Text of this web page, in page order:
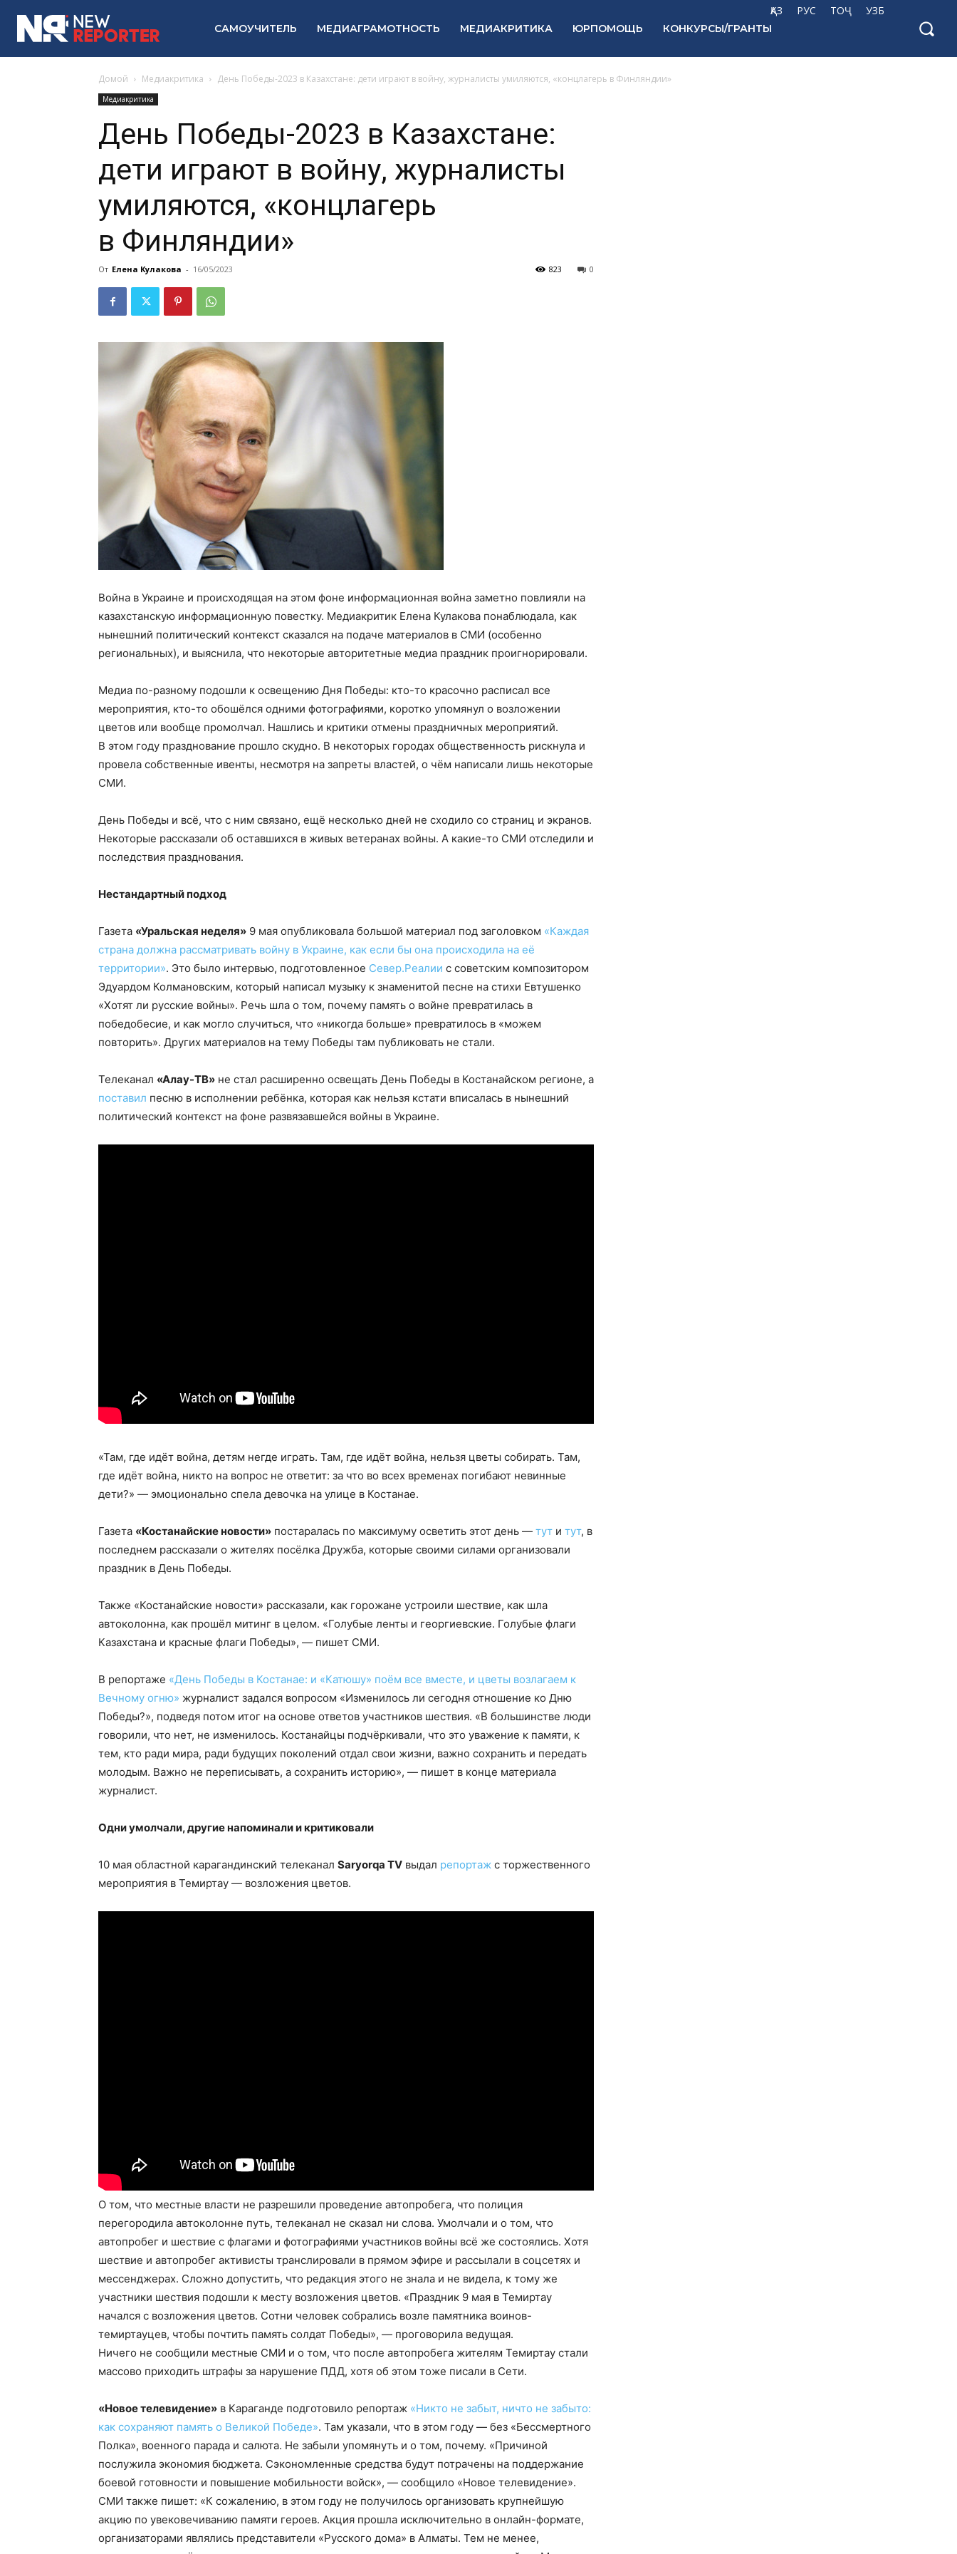
ҚАЗ РУС ТОҶ УЗБ
САМОУЧИТЕЛЬ МЕДИАГРАМОТНОСТЬ МЕДИАКРИТИКА ЮРПОМОЩЬ КОНКУРСЫ/ГРАНТЫ
Домой Медиакритика День Победы-2023 в Казахстане: дети играют в войну, журналисты умиляются, «концлагерь в Финляндии»
Медиакритика
День Победы-2023 в Казахстане:
дети играют в войну, журналисты
умиляются, «концлагерь
в Финляндии»
От Елена Кулакова - 16/05/2023 0
823
Война в Украине и происходящая на этом фоне информационная война заметно повлияли на
казахстанскую информационную повестку. Медиакритик Елена Кулакова понаблюдала, как
нынешний политический контекст сказался на подаче материалов в СМИ (особенно
региональных), и выяснила, что некоторые авторитетные медиа праздник проигнорировали.
Медиа по-разному подошли к освещению Дня Победы: кто-то красочно расписал все
мероприятия, кто-то обошёлся одними фотографиями, коротко упомянул о возложении
цветов или вообще промолчал. Нашлись и критики отмены праздничных мероприятий.
В этом году празднование прошло скудно. В некоторых городах общественность рискнула и
провела собственные ивенты, несмотря на запреты властей, о чём написали лишь некоторые
СМИ.
День Победы и всё, что с ним связано, ещё несколько дней не сходило со страниц и экранов.
Некоторые рассказали об оставшихся в живых ветеранах войны. А какие-то СМИ отследили и
последствия празднования.
Нестандартный подход
Газета «Уральская неделя» 9 мая опубликовала большой материал под заголовком «Каждая
страна должна рассматривать войну в Украине, как если бы она происходила на её
территории». Это было интервью, подготовленное Север.Реалии с советским композитором
Эдуардом Колмановским, который написал музыку к знаменитой песне на стихи Евтушенко
«Хотят ли русские войны». Речь шла о том, почему память о войне превратилась в
победобесие, и как могло случиться, что «никогда больше» превратилось в «можем
повторить». Других материалов на тему Победы там публиковать не стали.
Телеканал «Алау-ТВ» не стал расширенно освещать День Победы в Костанайском регионе, а
поставил песню в исполнении ребёнка, которая как нельзя кстати вписалась в нынешний
политический контекст на фоне развязавшейся войны в Украине.
«Там, где идёт война, детям негде играть. Там, где идёт война, нельзя цветы собирать. Там,
где идёт война, никто на вопрос не ответит: за что во всех временах погибают невинные
дети?» — эмоционально спела девочка на улице в Костанае.
Газета «Костанайские новости» постаралась по максимуму осветить этот день — тут и тут, в
последнем рассказали о жителях посёлка Дружба, которые своими силами организовали
праздник в День Победы.
Также «Костанайские новости» рассказали, как горожане устроили шествие, как шла
автоколонна, как прошёл митинг в целом. «Голубые ленты и георгиевские. Голубые флаги
Казахстана и красные флаги Победы», — пишет СМИ.
В репортаже «День Победы в Костанае: и «Катюшу» поём все вместе, и цветы возлагаем к
Вечному огню» журналист задался вопросом «Изменилось ли сегодня отношение ко Дню
Победы?», подведя потом итог на основе ответов участников шествия. «В большинстве люди
говорили, что нет, не изменилось. Костанайцы подчёркивали, что это уважение к памяти, к
тем, кто ради мира, ради будущих поколений отдал свои жизни, важно сохранить и передать
молодым. Важно не переписывать, а сохранить историю», — пишет в конце материала
журналист.
Одни умолчали, другие напоминали и критиковали
10 мая областной карагандинский телеканал Saryorqa TV выдал репортаж с торжественного
мероприятия в Темиртау — возложения цветов.
О том, что местные власти не разрешили проведение автопробега, что полиция
перегородила автоколонне путь, телеканал не сказал ни слова. Умолчали и о том, что
автопробег и шествие с флагами и фотографиями участников войны всё же состоялись. Хотя
шествие и автопробег активисты транслировали в прямом эфире и рассылали в соцсетях и
мессенджерах. Сложно допустить, что редакция этого не знала и не видела, к тому же
участники шествия подошли к месту возложения цветов. «Праздник 9 мая в Темиртау
начался с возложения цветов. Сотни человек собрались возле памятника воинов-
темиртауцев, чтобы почтить память солдат Победы», — проговорила ведущая.
Ничего не сообщили местные СМИ и о том, что после автопробега жителям Темиртау стали
массово приходить штрафы за нарушение ПДД, хотя об этом тоже писали в Сети.
«Новое телевидение» в Караганде подготовило репортаж «Никто не забыт, ничто не забыто:
как сохраняют память о Великой Победе». Там указали, что в этом году — без «Бессмертного
Полка», военного парада и салюта. Не забыли упомянуть и о том, почему. «Причиной
послужила экономия бюджета. Сэкономленные средства будут потрачены на поддержание
боевой готовности и повышение мобильности войск», — сообщило «Новое телевидение».
СМИ также пишет: «К сожалению, в этом году не получилось организовать крупнейшую
акцию по увековечиванию памяти героев. Акция прошла исключительно в онлайн-формате,
организаторами являлись представители «Русского дома» в Алматы. Тем не менее,